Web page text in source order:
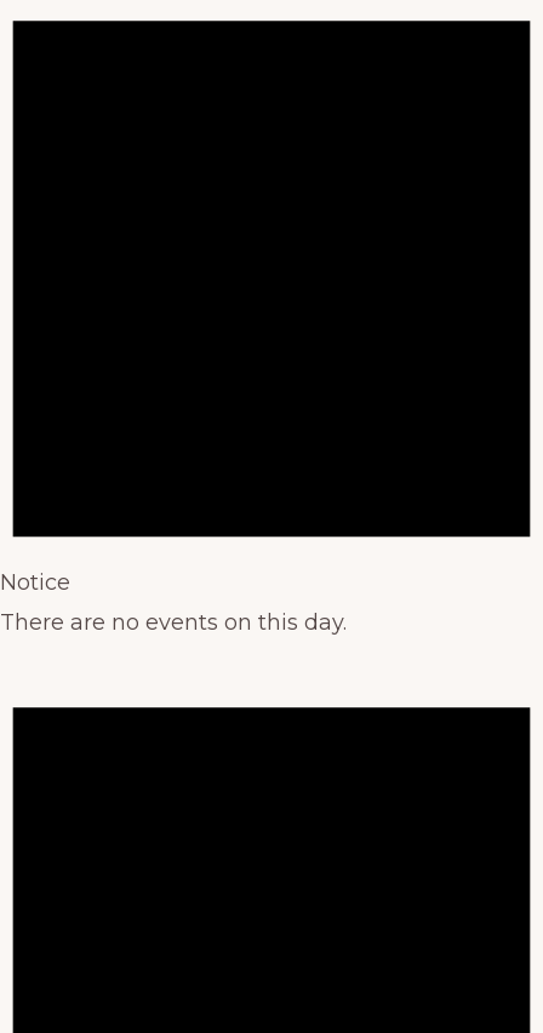
Notice
There are no events on this day.